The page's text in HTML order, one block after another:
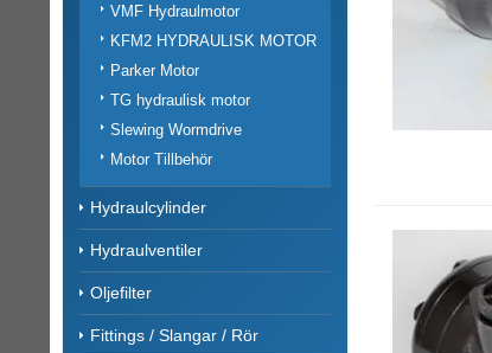
VMF Hydraulmotor
KFM2 HYDRAULISK MOTOR
Parker Motor
TG hydraulisk motor
Slewing Wormdrive
Motor Tillbehör
Hydraulcylinder
Hydraulventiler
Oljefilter
Fittings / Slangar / Rör